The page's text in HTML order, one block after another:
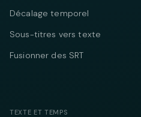
Décalage temporel
Sous-titres vers texte
Fusionner des SRT
TEXTE ET TEMPS